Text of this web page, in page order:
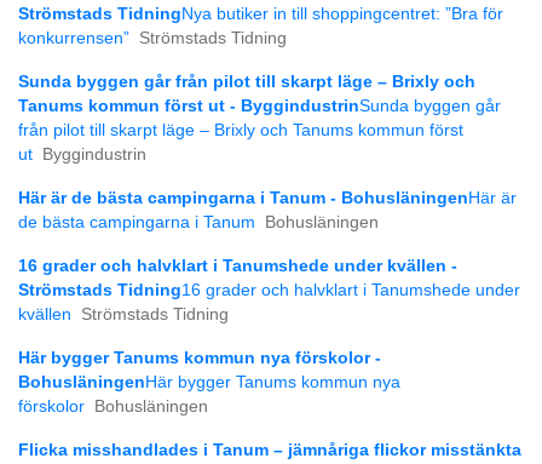
Strömstads Tidning Nya butiker in till shoppingcentret: ”Bra för
konkurrensen” Strömstads Tidning
Sunda byggen går från pilot till skarpt läge – Brixly och
Tanums kommun först ut - ByggindustrinSunda byggen går
från pilot till skarpt läge – Brixly och Tanums kommun först
ut
Byggindustrin
Här är de bästa campingarna i Tanum - Bohusläningen Här är
de bästa campingarna i Tanum
Bohusläningen
16 grader och halvklart i Tanumshede under kvällen -
Strömstads Tidning16 grader och halvklart i Tanumshede under
kvällen
Strömstads Tidning
Här bygger Tanums kommun nya förskolor -
Bohusläningen Här bygger Tanums kommun nya
förskolor
Bohusläningen
Flicka misshandlades i Tanum – jämnåriga flickor misstänkta